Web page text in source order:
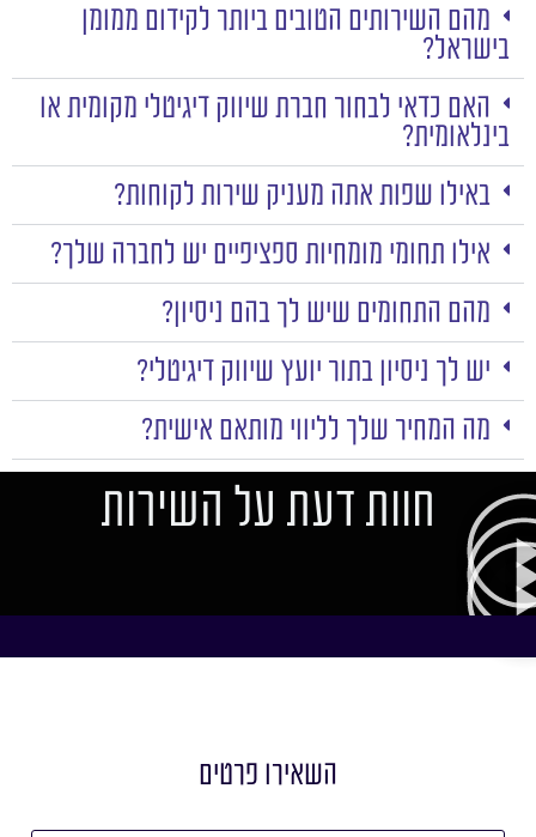
מהם השירותים הטובים ביותר לקידום ממומן
בישראל?
האם כדאי לבחור חברת שיווק דיגיטלי מקומית או
בינלאומית?
באילו שפות אתה מעניק שירות לקוחות?
אילו תחומי מומחיות ספציפיים יש לחברה שלך?
מהם התחומים שיש לך בהם ניסיון?
יש לך ניסיון בתור יועץ שיווק דיגיטלי?
מה המחיר שלך לליווי מותאם אישית?
חוות דעת על השירות
השאירו פרטים